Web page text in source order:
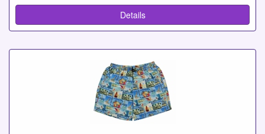
Details